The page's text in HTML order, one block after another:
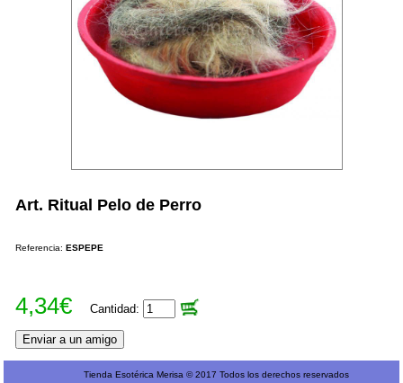
Art. Ritual Pelo de Perro
Referencia:ESPEPE
4,34€ Cantidad:
Tienda Esotérica Merisa © 2017 Todos los derechos reservados